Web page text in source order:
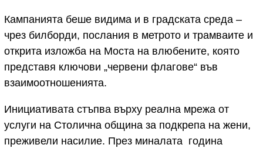
Кампанията беше видима и в градската среда –
чрез билборди, послания в метрото и трамваите и
открита изложба на Моста на влюбените, която
представя ключови „червени флагове“ във
взаимоотношенията.
Инициативата стъпва върху реална мрежа от
услуги на Столична община за подкрепа на жени,
преживели насилие. През миналата година